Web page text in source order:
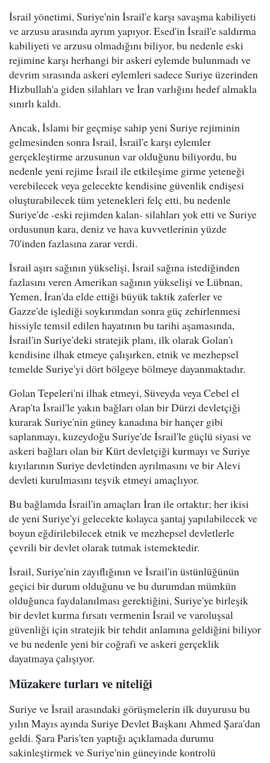
İsrail yönetimi, Suriye'nin İsrail'e karşı savaşma kabiliyeti
ve arzusu arasında ayrım yapıyor. Esed'in İsrail'e saldırma
kabiliyeti ve arzusu olmadığını biliyor, bu nedenle eski
rejimine karşı herhangi bir askeri eylemde bulunmadı ve
devrim sırasında askeri eylemleri sadece Suriye üzerinden
Hizbullah'a giden silahları ve İran varlığını hedef almakla
sınırlı kaldı.
Ancak, İslami bir geçmişe sahip yeni Suriye rejiminin
gelmesinden sonra İsrail, İsrail'e karşı eylemler
gerçekleştirme arzusunun var olduğunu biliyordu, bu
nedenle yeni rejime İsrail ile etkileşime girme yeteneği
verebilecek veya gelecekte kendisine güvenlik endişesi
oluşturabilecek tüm yetenekleri felç etti, bu nedenle
Suriye'de -eski rejimden kalan- silahları yok etti ve Suriye
ordusunun kara, deniz ve hava kuvvetlerinin yüzde
70'inden fazlasına zarar verdi.
İsrail aşırı sağının yükselişi, İsrail sağına istediğinden
fazlasını veren Amerikan sağının yükselişi ve Lübnan,
Yemen, İran'da elde ettiği büyük taktik zaferler ve
Gazze'de işlediği soykırımdan sonra güç zehirlenmesi
hissiyle temsil edilen hayatının bu tarihi aşamasında,
İsrail'in Suriye'deki stratejik planı, ilk olarak Golan'ı
kendisine ilhak etmeye çalışırken, etnik ve mezhepsel
temelde Suriye'yi dört bölgeye bölmeye dayanmaktadır.
Golan Tepeleri'ni ilhak etmeyi, Süveyda veya Cebel el
Arap'ta İsrail'le yakın bağları olan bir Dürzi devletçiği
kurarak Suriye'nin güney kanadına bir hançer gibi
saplanmayı, kuzeydoğu Suriye'de İsrail'le güçlü siyasi ve
askeri bağları olan bir Kürt devletçiği kurmayı ve Suriye
kıyılarının Suriye devletinden ayrılmasını ve bir Alevi
devleti kurulmasını teşvik etmeyi amaçlıyor.
Bu bağlamda İsrail'in amaçları İran ile ortaktır; her ikisi
de yeni Suriye'yi gelecekte kolayca şantaj yapılabilecek ve
boyun eğdirilebilecek etnik ve mezhepsel devletlerle
çevrili bir devlet olarak tutmak istemektedir.
İsrail, Suriye'nin zayıflığının ve İsrail'in üstünlüğünün
geçici bir durum olduğunu ve bu durumdan mümkün
olduğunca faydalanılması gerektiğini, Suriye'ye birleşik
bir devlet kurma fırsatı vermenin İsrail ve varoluşsal
güvenliği için stratejik bir tehdit anlamına geldiğini biliyor
ve bu nedenle yeni bir coğrafi ve askeri gerçeklik
dayatmaya çalışıyor.
Müzakere turları ve niteliği
Suriye ve İsrail arasındaki görüşmelerin ilk duyurusu bu
yılın Mayıs ayında Suriye Devlet Başkanı Ahmed Şara'dan
geldi. Şara Paris'ten yaptığı açıklamada durumu
sakinleştirmek ve Suriye'nin güneyinde kontrolü